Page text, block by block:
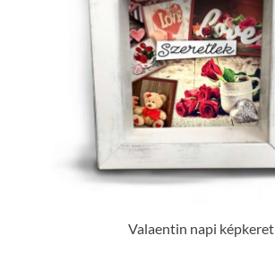
Valaentin napi képkeret